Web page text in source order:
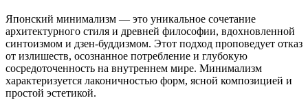
Японский минимализм — это уникальное сочетание
архитектурного стиля и древней философии, вдохновленной
синтоизмом и дзен-буддизмом. Этот подход проповедует отказ
от излишеств, осознанное потребление и глубокую
сосредоточенность на внутреннем мире. Минимализм
характеризуется лаконичностью форм, ясной композицией и
простой эстетикой.